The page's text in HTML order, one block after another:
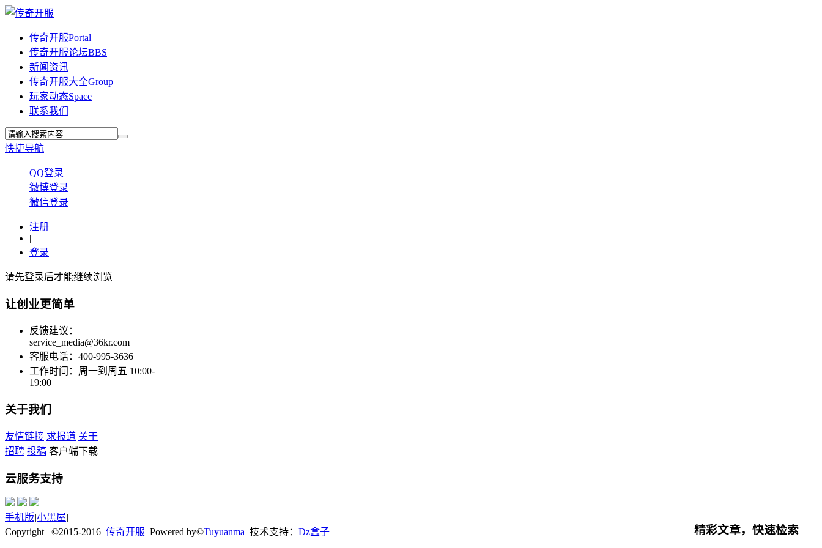
传奇开服Portal
传奇开服论坛BBS
新闻资讯
传奇开服大全Group
玩家动态Space
联系我们
快捷导航
QQ登录
微博登录
微信登录
注册
|
登录
请先登录后才能继续浏览
让创业更简单
反馈建议：
service_media@36kr.com
客服电话：400-995-3636
工作时间：周一到周五 10:00-
19:00
关于我们
友情链接 求报道 关于
招聘 投稿 客户端下载
云服务支持
精彩文章，快速检索
手机版|小黑屋|
Copyright ©2015-2016 传奇开服 Powered by©Tuyuanma 技术支持： Dz盒子